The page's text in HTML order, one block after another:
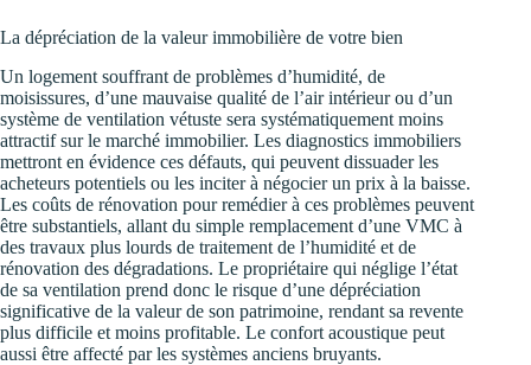
La dépréciation de la valeur immobilière de votre bien
Un logement souffrant de problèmes d’humidité, de
moisissures, d’une mauvaise qualité de l’air intérieur ou d’un
système de ventilation vétuste sera systématiquement moins
attractif sur le marché immobilier. Les diagnostics immobiliers
mettront en évidence ces défauts, qui peuvent dissuader les
acheteurs potentiels ou les inciter à négocier un prix à la baisse.
Les coûts de rénovation pour remédier à ces problèmes peuvent
être substantiels, allant du simple remplacement d’une VMC à
des travaux plus lourds de traitement de l’humidité et de
rénovation des dégradations. Le propriétaire qui néglige l’état
de sa ventilation prend donc le risque d’une dépréciation
significative de la valeur de son patrimoine, rendant sa revente
plus difficile et moins profitable. Le confort acoustique peut
aussi être affecté par les systèmes anciens bruyants.